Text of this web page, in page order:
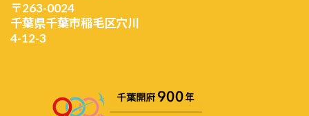
〒263-0024
千葉県千葉市稲毛区穴川
4-12-3